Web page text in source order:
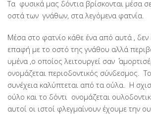
Τα φυσικά μας δόντια βρίσκονται μέσα
οστά των γνάθων, στα λεγόμενα φατνία.
Μέσα στο φατνίο κάθε ένα από αυτά , δεν
επαφή με το οστό της γνάθου αλλά
υμένα ,ο οποίος λειτουργεί σαν ΄΄
ονομάζεται περιοδοντικός σύνδεσμος.
συνέχεια καλύπτεται από τα ούλα. Η
ούλο και το δόντι ονομάζεται
αυτοί οι ιστοί φλεγμαίνουν έχουμε την